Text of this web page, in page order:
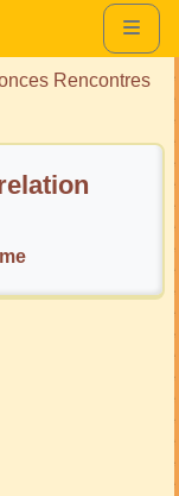
Rencontres